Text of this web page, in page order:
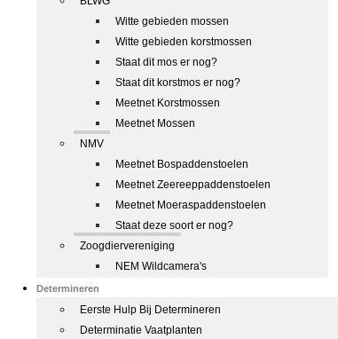
Witte gebieden mossen
Witte gebieden korstmossen
Staat dit mos er nog?
Staat dit korstmos er nog?
Meetnet Korstmossen
Meetnet Mossen
NMV
Meetnet Bospaddenstoelen
Meetnet Zeereeppaddenstoelen
Meetnet Moeraspaddenstoelen
Staat deze soort er nog?
Zoogdiervereniging
NEM Wildcamera's
Determineren
Eerste Hulp Bij Determineren
Determinatie Vaatplanten